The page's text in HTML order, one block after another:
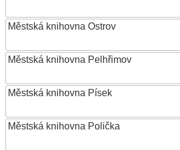
Městská knihovna Ostrov
Městská knihovna Pelhřimov
Městská knihovna Písek
Městská knihovna Polička